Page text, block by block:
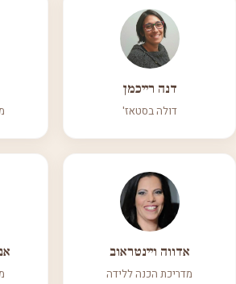
דנה רייכמן
דולה בסטאז'
אדווה ויינטראוב
מדריכת הכנה ללידה